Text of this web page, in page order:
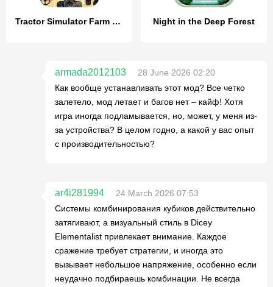
Tractor Simulator Farm Games Night in the Deep Forest
armada2012103
28 June 2026 02:20
Как вообще устанавливать этот мод? Все четко
залетело, мод летает и багов нет – кайф! Хотя
игра иногда подламывается, но, может, у меня из-
за устройства? В целом годно, а какой у вас опыт
с производительностью?
ar4i281994
24 March 2026 07:53
Системы комбинирования кубиков действительно
затягивают, а визуальный стиль в Dicey
Elementalist привлекает внимание. Каждое
сражение требует стратегии, и иногда это
вызывает небольшое напряжение, особенно если
неудачно подбираешь комбинации. Не всегда